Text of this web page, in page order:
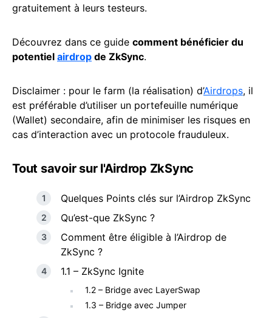
gratuitement à leurs testeurs.
Découvrez dans ce guide comment bénéficier du
potentiel airdrop de ZkSync.
Disclaimer : pour le farm (la réalisation) d’Airdrops, il
est préférable d’utiliser un portefeuille numérique
(Wallet) secondaire, afin de minimiser les risques en
cas d’interaction avec un protocole frauduleux.
Tout savoir sur l'Airdrop ZkSync
Quelques Points clés sur l’Airdrop ZkSync
Qu’est-que ZkSync ?
Comment être éligible à l’Airdrop de
ZkSync ?
1.1 – ZkSync Ignite
1.2 – Bridge avec LayerSwap
1.3 – Bridge avec Jumper